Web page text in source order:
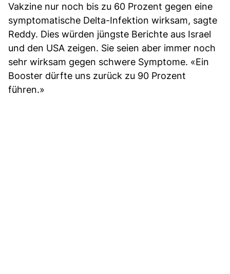
Vakzine nur noch bis zu 60 Prozent gegen eine
symptomatische Delta-Infektion wirksam, sagte
Reddy. Dies würden jüngste Berichte aus Israel
und den USA zeigen. Sie seien aber immer noch
sehr wirksam gegen schwere Symptome. «Ein
Booster dürfte uns zurück zu 90 Prozent
führen.»